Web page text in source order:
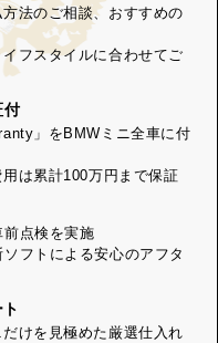
法のご相談、おすすめの
フスタイルに合わせてご
付
」をBMWミニ全車に付
は累計100万円まで保証
前点検を実施
フトによる安心のアフタ
けを見極めた厳選仕入れ